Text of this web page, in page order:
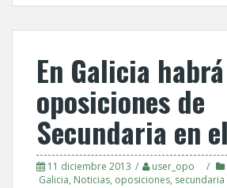
En Galicia habrá
oposiciones de
Secundaria en
11 diciembre 2013 user_opo
Galicia, Noticias, oposiciones, secundaria